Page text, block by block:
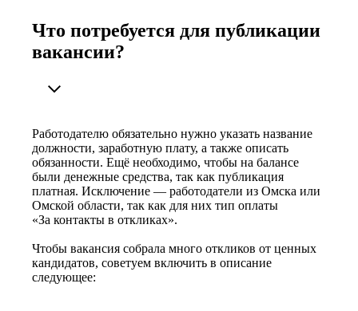
Что потребуется для публикации
вакансии?
Работодателю обязательно нужно указать название
должности, заработную плату, а также описать
обязанности. Ещё необходимо, чтобы на балансе
были денежные средства, так как публикация
платная. Исключение — работодатели из Омска или
Омской области, так как для них тип оплаты
«За контакты в откликах».
Чтобы вакансия собрала много откликов от ценных
кандидатов, советуем включить в описание
следующее: